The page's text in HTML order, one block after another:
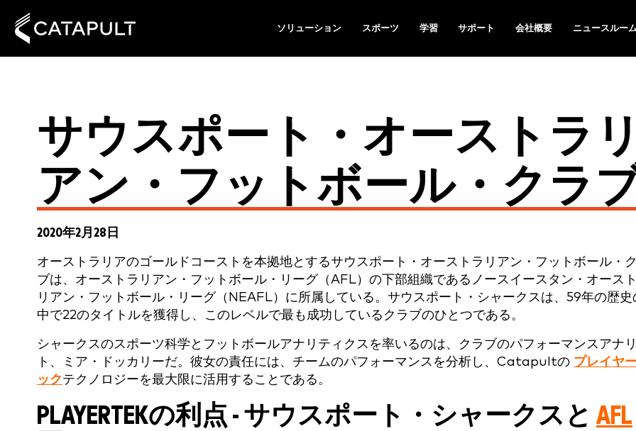
ソリューション スポーツ 学習 サポート 会社概要 ニュースルーム
サウスポート・オーストラリ
アン・フットボール・クラ
2020年2月28日
オーストラリアのゴールドコーストを本拠地とするサウスポート・オーストラリアン・フットボール・
ブは、オーストラリアン・フットボール・リーグ（AFL）の下部組織であるノースイースタン・オース
リアン・フットボール・リーグ（NEAFL）に所属している。サウスポート・シャークスは、59年の歴史
中で22のタイトルを獲得し、このレベルで最も成功しているクラブのひとつである。
シャークスのスポーツ科学とフットボールアナリティクスを率いるのは、クラブのパフォーマンスアナ
ト、ミア・ドッカリーだ。彼女の責任には、チームのパフォーマンスを分析し、Catapultの プレイヤ
ックテクノロジーを最大限に活用することである。
PLAYERTEKの利点 - サウスポート・シャークスと AFL